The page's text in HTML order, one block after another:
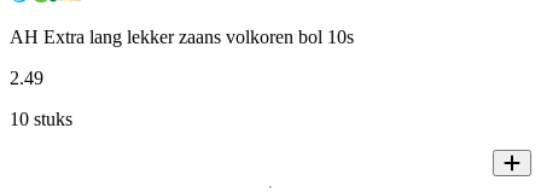
AH Extra lang lekker zaans volkoren bol 10s
2.49
10 stuks